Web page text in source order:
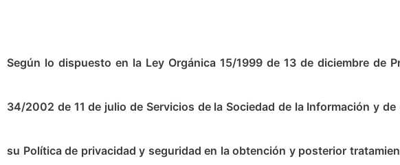
Según lo dispuesto en la Ley Orgánica 15/1999 de 13 de diciembre
34/2002 de 11 de julio de Servicios de la Sociedad de la Información y
su Política de privacidad y seguridad en la obtención y posterior